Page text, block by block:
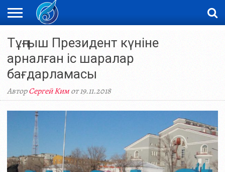
ЖАҢАЛЫҚТАР
НОВОСТИ
ВИДЕО
ФОТОРЕПОРТАЖИ
ОРКЕН
LIVETV
Тұңғыш Президент күніне
арналған іс шаралар
бағдарламасы
АвторСергей Кимот 19.11.2018